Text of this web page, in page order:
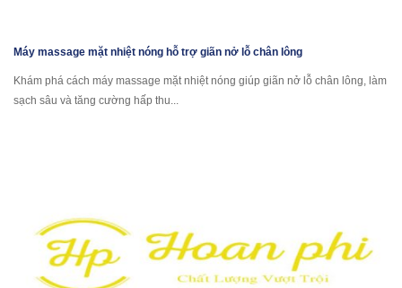
Máy massage mặt nhiệt nóng hỗ trợ giãn nở lỗ chân lông
Khám phá cách máy massage mặt nhiệt nóng giúp giãn nở lỗ chân lông, làm
sạch sâu và tăng cường hấp thu...